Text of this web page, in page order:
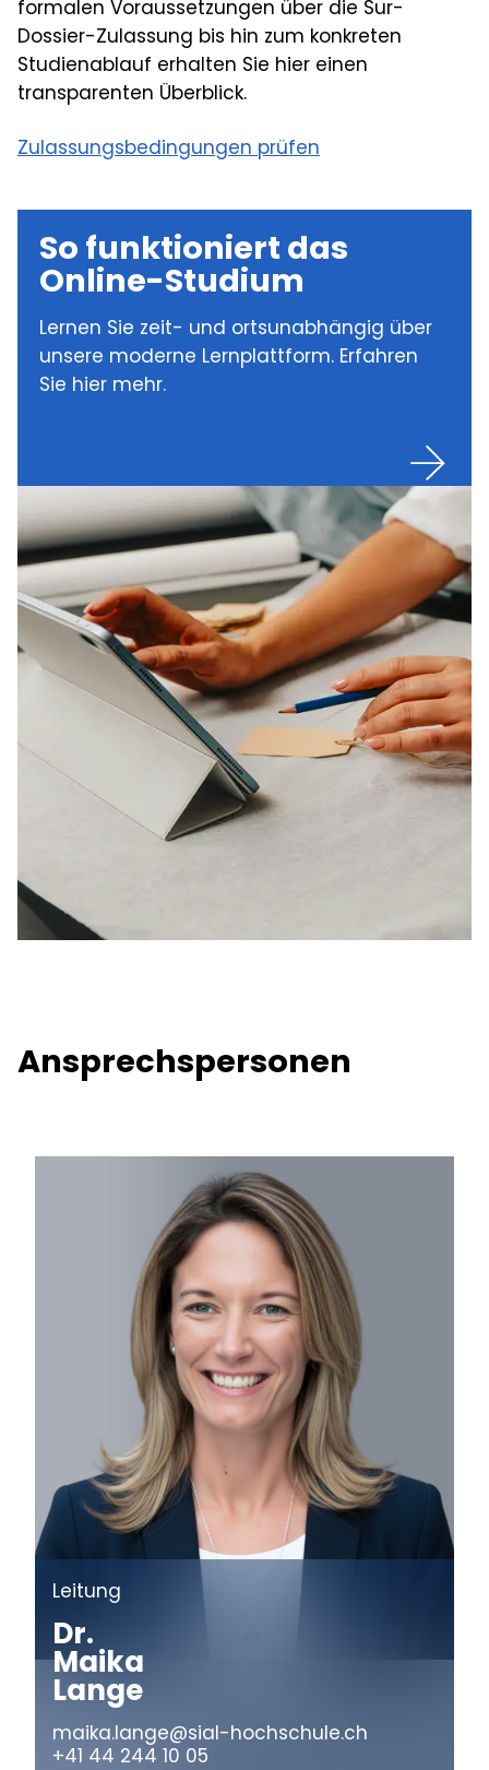
Führungsperson, Führungsverhalten,
Führungssituation & -erfolg
Klassische Führungstheorien
(Führung und die Big Five),
Situationsorientierte Ansätze,
Interaktionsorientierte Ansätze
Neuere Modelle: „New Leadership“
transformationale Führung: Das Full-Range of
Leadership Modell, Empowering Leadership,
Servant Leadership, Laterale Führung, Shared
Teams im Fokus: Potenziale & Risiken, So führt
man Teams – Überblick, das Das Teamlead-
Modell: Die 6 Systemfunktionen
Agile Führung
Agile Organisationen und agile Prinzipien,
Bausteine agiler Führung, Traditionelle und
agile Führungspraktiken: ein Vergleich
Führen im digitalen Zeitalter
Besonderheiten, Digitale und traditionelle
Führung, Digital Leadership
Ausgewählte Führungsinstrumente
"Management by"-Ansätze, Sich selbst führen,
Kompetenzprofile, Aufgabenplanung und
Aufgabenkritik, Feedback
formalen Voraussetzungen über die Sur-
Dossier-Zulassung bis hin zum konkreten
Studienablauf erhalten Sie hier einen
transparenten Überblick.
Zulassungsbedingungen prüfen
So funktioniert das
Online-Studium
Lernen Sie zeit- und ortsunabhängig über
unsere moderne Lernplattform. Erfahren
Sie hier mehr.
Ansprechspersonen
Leitung
Dr.
Maika
Lange
maika.lange@sial-hochschule.ch
+41 44 244 10 05